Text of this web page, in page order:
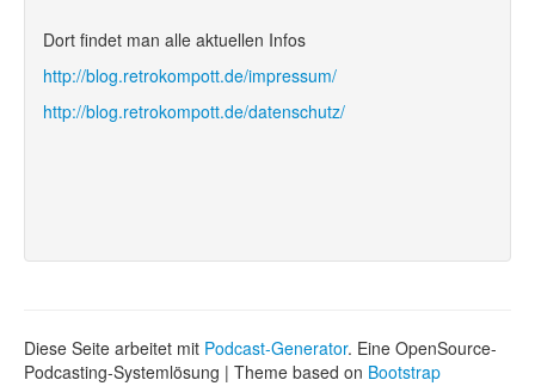
Dort findet man alle aktuellen Infos
http://blog.retrokompott.de/impressum/
http://blog.retrokompott.de/datenschutz/
Diese Seite arbeitet mit Podcast-Generator. Eine OpenSource-
Podcasting-Systemlösung | Theme based on Bootstrap